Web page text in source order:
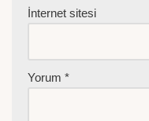
İnternet sitesi
Yorum *